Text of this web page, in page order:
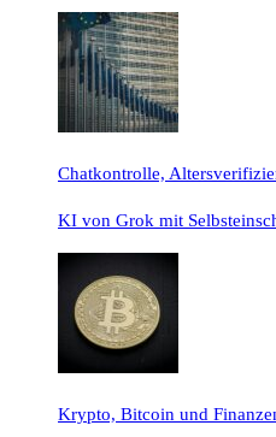
Chatkontrolle,
KI von Grok mit
Krypto, Bitcoin und